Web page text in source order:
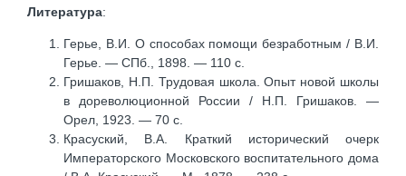
Литература:
Герье, В.И. О способах помощи безработным / В.И.
Герье. — СПб., 1898. — 110 с.
Гришаков, Н.П. Трудовая школа. Опыт новой школы
в дореволюционной России / Н.П. Гришаков. —
Орел, 1923. — 70 с.
Красуский, В.А. Краткий исторический очерк
Императорского Московского воспитательного дома